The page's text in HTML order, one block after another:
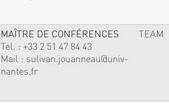
MAÎTRE DE CONFÉRENCES
Tel. : +33 2 51 47 84 43
Mail : sulivan.jouanneau@univ-
nantes.fr
TEAM